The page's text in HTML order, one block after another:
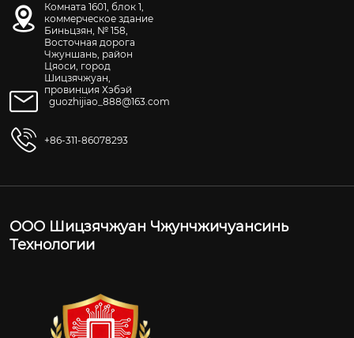
Комната 1601, блок 1,
коммерческое здание
Биньцзян, № 158,
Восточная дорога
Чжуншань, район
Цяоси, город
Шицзячжуан,
провинция Хэбэй
guozhijiao_888@163.com
+86-311-86078293
ООО Шицзячжуан Чжунчжичуансинь
Технологии